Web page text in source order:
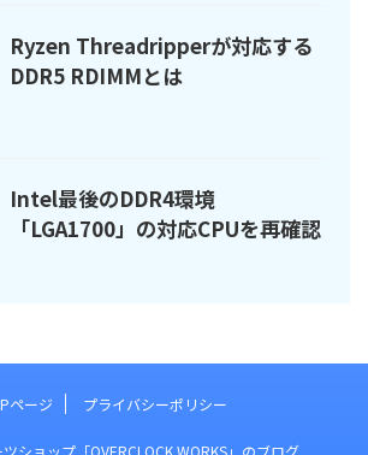
Ryzen Threadripperが対応する
DDR5 RDIMMとは
Intel最後のDDR4環境
「LGA1700」の対応CPUを再確認
ページ プライバシーポリシー